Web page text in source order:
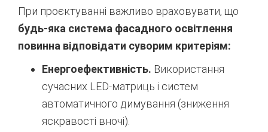
При проєктуванні важливо враховувати, що
будь-яка система фасадного освітлення
повинна відповідати суворим критеріям:
Енергоефективність. Використання
сучасних LED-матриць і систем
автоматичного димування (зниження
яскравості вночі).